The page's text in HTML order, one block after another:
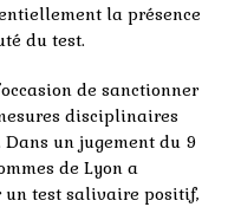
la présence
du test.
de sanctionner
disciplinaires
un jugement du 9
de Lyon a
test salivaire positif,